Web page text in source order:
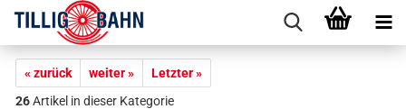
« zurück weiter »
Letzter »
26Artikel in dieser Kategorie